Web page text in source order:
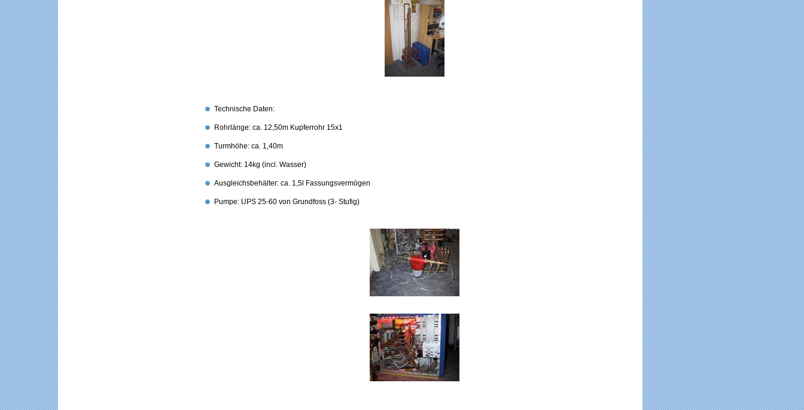
Technische Daten:
Rohrlänge: ca. 12,50m Kupferrohr 15x1
Turmhöhe: ca. 1,40m
Gewicht: 14kg (incl. Wasser)
Ausgleichsbehälter: ca. 1,5l Fassungsvermögen
Pumpe: UPS 25-60 von Grundfoss (3- Stufig)